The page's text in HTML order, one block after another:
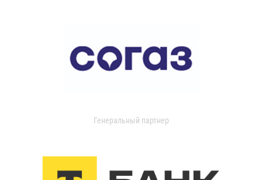
Генеральный партнер